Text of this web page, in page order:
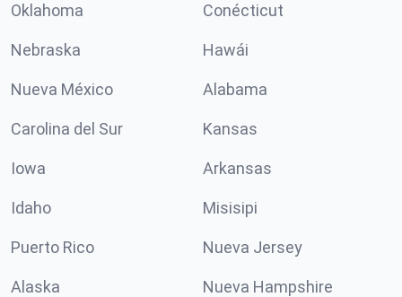
Oklahoma Conécticut
Nebraska Hawái
Nueva México Alabama
Carolina del Sur Kansas
Iowa Arkansas
Idaho Misisipi
Puerto Rico Nueva Jersey
Alaska Nueva Hampshire